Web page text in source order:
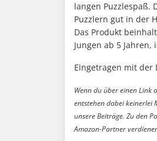
langen Puzzlespaß.
Puzzlern gut in der
Das Produkt
Jungen ab 5
Eingetragen mit der
Wenn du über einen Link
entstehen dabei keinerlei
unsere Beiträge. Zu den
Amazon-Partner